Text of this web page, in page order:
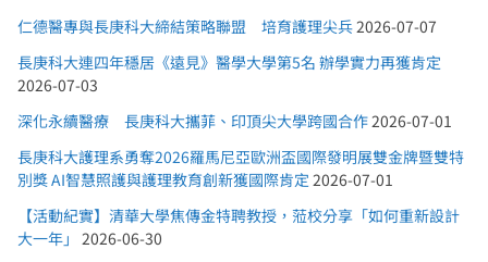
仁德醫專與長庚科大締結策略聯盟 培育護理尖兵2026-07-07
長庚科大連四年穩居《遠見》醫學大學第5名 辦學實力再獲肯定
2026-07-03
深化永續醫療 長庚科大攜菲、印頂尖大學跨國合作2026-07-01
長庚科大護理系勇奪2026羅馬尼亞歐洲盃國際發明展雙金牌暨雙特
別獎 AI智慧照護與護理教育創新獲國際肯定 2026-07-01
【活動紀實】清華大學焦傳金特聘教授，蒞校分享「如何重新設計
大一年」 2026-06-30